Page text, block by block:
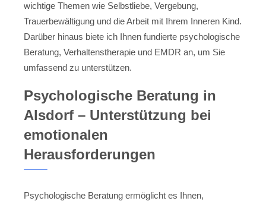
wichtige Themen wie Selbstliebe, Vergebung,
Trauerbewältigung und die Arbeit mit Ihrem Inneren Kind.
Darüber hinaus biete ich Ihnen fundierte psychologische
Beratung, Verhaltenstherapie und EMDR an, um Sie
umfassend zu unterstützen.
Psychologische Beratung in
Alsdorf – Unterstützung bei
emotionalen
Herausforderungen
Psychologische Beratung ermöglicht es Ihnen,